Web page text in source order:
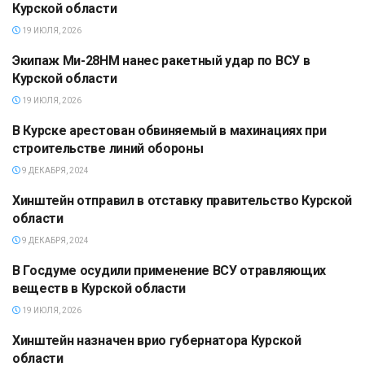
Курской области
19 ИЮЛЯ, 2026
ПОЛИТИКА
Экипаж Ми-28НМ нанес ракетный удар по ВСУ в
Курской области
19 ИЮЛЯ, 2026
ПРОИСШЕСТВИЯ
В Курске арестован обвиняемый в махинациях при
строительстве линий обороны
9 ДЕКАБРЯ, 2024
ПОЛИТИКА
Хинштейн отправил в отставку правительство Курской
области
9 ДЕКАБРЯ, 2024
ПОЛИТИКА
В Госдуме осудили применение ВСУ отравляющих
веществ в Курской области
19 ИЮЛЯ, 2026
ПОЛИТИКА
Хинштейн назначен врио губернатора Курской
области